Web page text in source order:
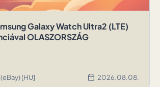
Galaxy Watch Ultra2 (LTE)
OLASZORSZÁG
[HU] calendar_today 2026.08.08.